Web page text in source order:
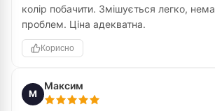
колір побачити. Змішується легко,
проблем. Ціна адекватна.
Корисно
М
Максим